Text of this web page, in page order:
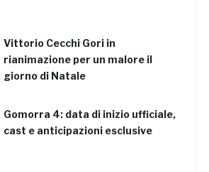
Vittorio Cecchi Gori in
rianimazione per un malore il
giorno di Natale
Gomorra 4: data di inizio ufficiale,
cast e anticipazioni esclusive